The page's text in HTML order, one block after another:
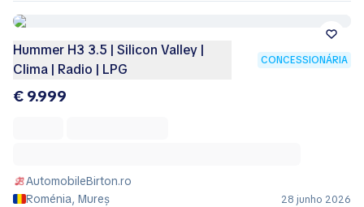
Hummer H3 3.5 | Silicon Valley |
Clima | Radio | LPG
CONCESSIONÁRIA
€ 9.999
AutomobileBirton.ro
Roménia, Mureș
28 junho 2026